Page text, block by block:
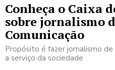
Conheça o Caixa
sobre jornalismo
Comunicação
Propósito é fazer jornalismo
a serviço da sociedade